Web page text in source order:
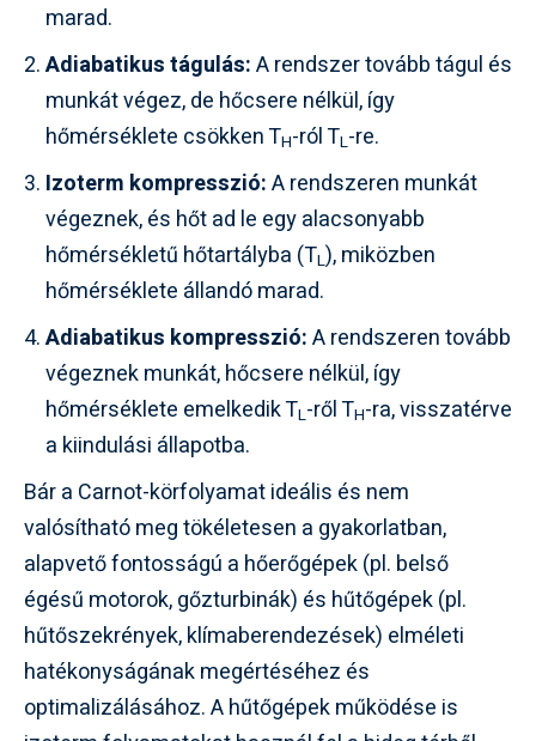
marad.
Adiabatikus tágulás:A rendszer tovább tágul és
munkát végez, de hőcsere nélkül, így
hőmérséklete csökken TH-ról TL-re.
Izoterm kompresszió:A rendszeren munkát
végeznek, és hőt ad le egy alacsonyabb
hőmérsékletű hőtartályba (TL), miközben
hőmérséklete állandó marad.
Adiabatikus kompresszió:A rendszeren tovább
végeznek munkát, hőcsere nélkül, így
hőmérséklete emelkedik TL-ről TH-ra, visszatérve
a kiindulási állapotba.
Bár a Carnot-körfolyamat ideális és nem
valósítható meg tökéletesen a gyakorlatban,
alapvető fontosságú a hőerőgépek (pl. belső
égésű motorok, gőzturbinák) és hűtőgépek (pl.
hűtőszekrények, klímaberendezések) elméleti
hatékonyságának megértéséhez és
optimalizálásához. A hűtőgépek működése is